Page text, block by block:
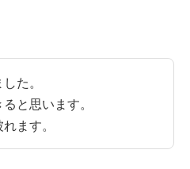
た。
と思います。
ます。